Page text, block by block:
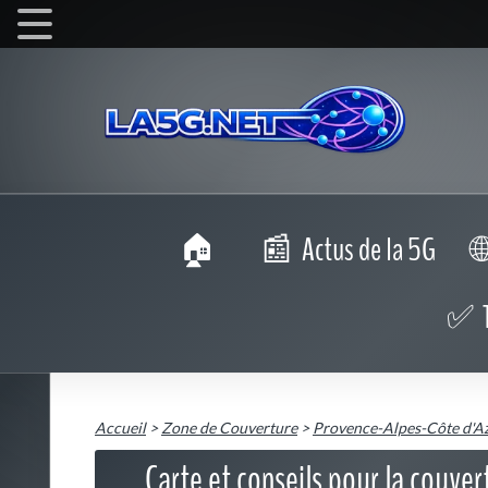
Actus de la 5G
Accueil>Zone de Couverture>Provence-Alpes-Côte